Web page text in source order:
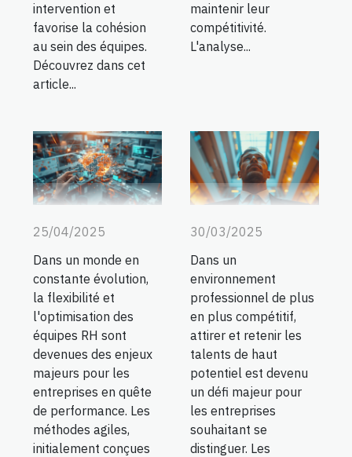
intervention et
favorise la cohésion
au sein des équipes.
Découvrez dans cet
article...
maintenir leur
compétitivité.
L'analyse...
25/04/2025
Dans un monde en
constante évolution,
la flexibilité et
l'optimisation des
équipes RH sont
devenues des enjeux
majeurs pour les
entreprises en quête
de performance. Les
méthodes agiles,
initialement conçues
30/03/2025
Dans un
environnement
professionnel de plus
en plus compétitif,
attirer et retenir les
talents de haut
potentiel est devenu
un défi majeur pour
les entreprises
souhaitant se
distinguer. Les